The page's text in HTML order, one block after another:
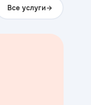
Все услуги